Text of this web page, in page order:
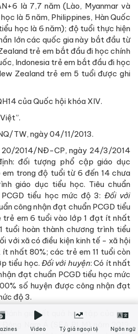
là 7,7 năm (Lào, Myanmar và
là 5 năm, Philippines, Hàn Quốc
học là 6 năm); độ tuổi thực hiện
lớn các quốc gia này bắt đầu từ
trẻ em bắt đầu đi học chính
Indonesia trẻ em bắt đầu đi học
Zealand trẻ em 5 tuổi được ghi
của Quốc hội khóa XIV.
TW, ngày 04/11/2013.
20/2014/NĐ-CP, ngày 24/3/2014
đối tượng phổ cập giáo dục
trong độ tuổi từ 6 đến 14 chưa
giáo dục tiểu học. Tiêu chuẩn
tiểu học mức độ 3: Đối với
công nhận đạt chuẩn PCGD tiểu
trẻ em 6 tuổi vào lớp 1 đạt ít nhất
tuổi hoàn thành chương trình tiểu
với xã có điều kiện kinh tế - xã hội
nhất 80%; các trẻ em 11 tuổi còn
tiểu học.Đối với huyện: Có ít nhất
đạt chuẩn PCGD tiểu học mức
số huyện được công nhận đạt
độ 3.
giá kết quả học tập của học
Nam Á (SEA PLM) năm 2019:
Video Tỷ giá ngoại tệ Ngôn ngữ